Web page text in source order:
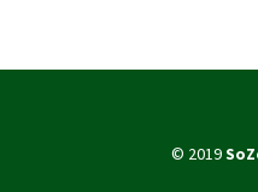
© 2019